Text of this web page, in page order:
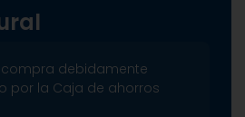
debidamente
por la Caja de ahorros